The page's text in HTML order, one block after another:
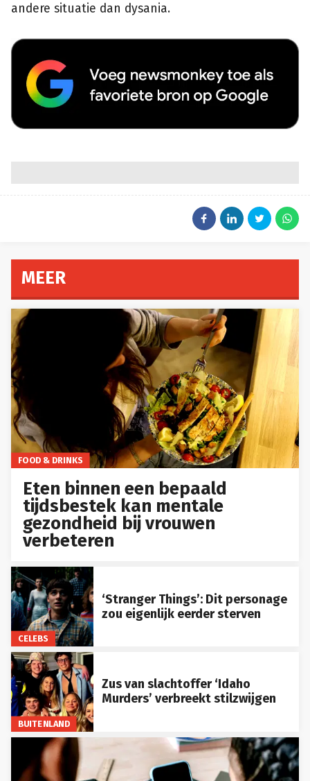
andere situatie dan dysania.
MEER
FOOD & DRINKS
Eten binnen een bepaald
tijdsbestek kan mentale
gezondheid bij vrouwen
verbeteren
CELEBS
‘Stranger Things’: Dit personage
zou eigenlijk eerder sterven
BUITENLAND
Zus van slachtoffer ‘Idaho
Murders’ verbreekt stilzwijgen